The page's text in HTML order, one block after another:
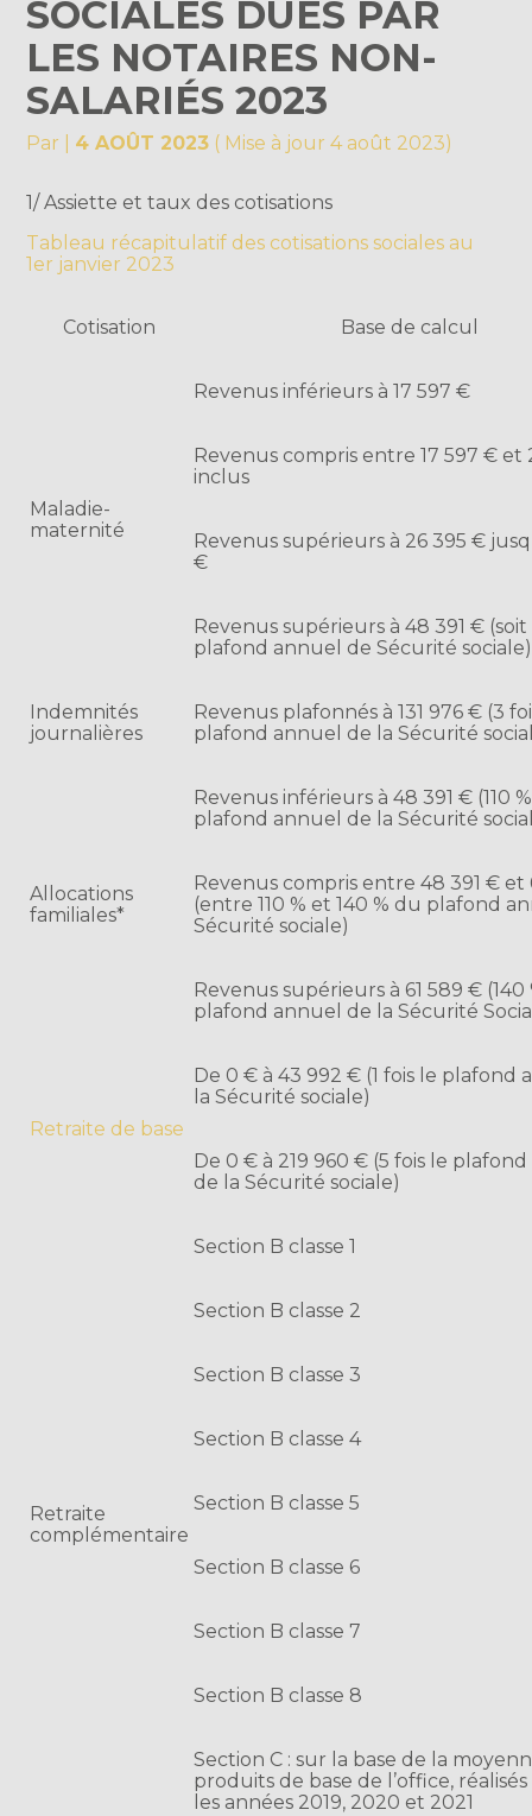
SOCIALES DUES PAR
LES NOTAIRES NON-
SALARIÉS 2023
Par 4 AOÛT 2023 ( Mise à jour 4 août 2023)
1/ Assiette et taux des cotisations
Tableau récapitulatif des cotisations sociales au
1er janvier 2023
Cotisation Base de calcul
Maladie-
maternité
Revenus inférieurs à 17 597 €
Revenus compris entre 17 597 € et
inclus
Revenus supérieurs à 26 395 €
€
Revenus supérieurs à 48 391 € (soit
plafond annuel de Sécurité sociale)
Indemnités
journalières
Revenus plafonnés à 131 976 € (3
plafond annuel de la Sécurité
Allocations
familiales*
Revenus inférieurs à 48 391 € (110
plafond annuel de la Sécurité
Revenus compris entre 48 391 € et
(entre 110 % et 140 % du plafond
Sécurité sociale)
Revenus supérieurs à 61 589 € (140
plafond annuel de la Sécurité
Retraite de base
De 0 € à 43 992 € (1 fois le plafond
la Sécurité sociale)
De 0 € à 219 960 € (5 fois le
de la Sécurité sociale)
Retraite
complémentaire
Section B classe 1
Section B classe 2
Section B classe 3
Section B classe 4
Section B classe 5
Section B classe 6
Section B classe 7
Section B classe 8
Section C : sur la base de la
produits de base de l’office,
les années 2019, 2020 et 2021